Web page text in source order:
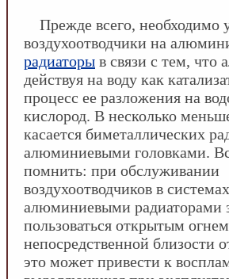
Прежде всего, необходимо
воздухоотводчики на
радиаторы в связи с тем, что
действуя на воду как
процесс ее разложения на
кислород. В несколько
касается биметаллических
алюминиевыми головками.
помнить: при обслуживании
воздухоотводчиков в системах
алюминиевыми радиаторами
пользоваться открытым
непосредственной близости
это может привести к